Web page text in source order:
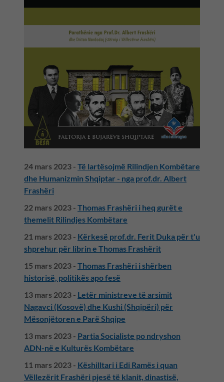
24 mars 2023 - Të lartësojmë Rilindjen Kombëtare
dhe Humanizmin Shqiptar - nga prof.dr. Albert
Frashëri
22 mars 2023 - Thomas Frashëri i heq gurët e
themelit Rilindjes Kombëtare
21 mars 2023 - Kërkesë prof.dr. Ferit Duka për t'u
shprehur për librin e Thomas Frashërit
15 mars 2023 - Thomas Frashëri i shërben
historisë, politikës apo fesë
13 mars 2023 - Letër ministreve të arsimit
Nagavci (Kosovë) dhe Kushi (Shqipëri) për
Mësonjëtoren e Parë Shqipe
13 mars 2023 - Partia Socialiste po ndryshon
ADN-në e Kulturës Kombëtare
11 mars 2023 - Këshilltari i Edi Ramës i quan
Vëllezërit Frashëri pjesë të klanit, dinastisë,